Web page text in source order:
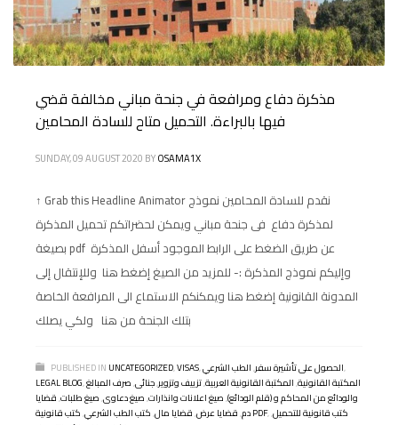
مذكرة دفاع ومرافعة في جنحة مباني مخالفة قضي
فيها بالبراءة. التحميل متاح للسادة المحامين
SUNDAY, 09 AUGUST 2020 BYOSAMA1X
↑ Grab this Headline Animator نقدم للسادة المحامين نموذج
لمذكرة دفاع فى جنحة مباني ويمكن لحضراتكم تحميل المذكرة
بصيغة pdf عن طريق الضغط على الرابط الموجود أسفل المذكرة
وإليكم نموذج المذكرة :- للمزيد من الصيغ إضغط هنا وللإنتقال إلى
المدونة القانونية إضغط هنا ويمكنكم الاستماع الى المرافعة الخاصة
بتلك الجنحة من هنا ولكي يصلك
PUBLISHED IN UNCATEGORIZED,VISAS, الحصول على تأشيرة سفر,الطب الشرعي
,
LEGAL BLOG, المكتبة القانونية,المكتبة القانونية العربية,تزييف وتزوير,جنائى,صرف المبالغ
والودائع من المحاكم و (قلم الودائع),صيغ اعلانات وانذارات,صيغ دعاوى,صيغ طلبات,قضايا
دم,قضايا عرض,قضايا مال,كتب الطب الشرعي, كتب قانونية PDF, كتب قانونية للتحميل,